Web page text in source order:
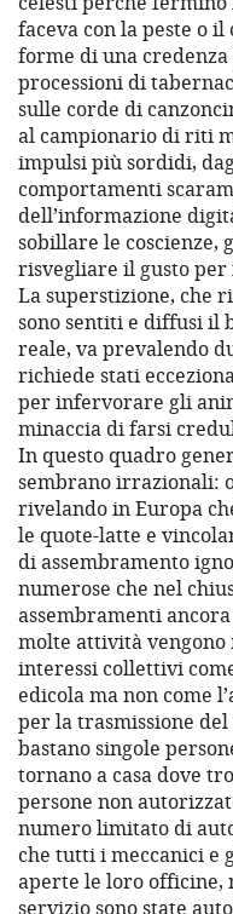
faceva con la peste o
forme di una
processioni di
sulle corde di
al campionario di riti
impulsi più sordidi,
comportamenti
dell’informazione
sobillare le coscienze,
risvegliare il gusto per
La superstizione, che
sono sentiti e diffusi il
reale, va prevalendo
richiede stati
per infervorare gli
minaccia di farsi
In questo quadro
sembrano irrazionali:
rivelando in Europa
le quote-latte e
di assembramento
numerose che nel
assembramenti
molte attività
interessi collettivi
edicola ma non come
per la trasmissione
bastano singole
tornano a casa dove
persone non
numero limitato di
che tutti i meccanici e
aperte le loro officine,
servizio sono state